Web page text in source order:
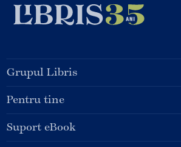
Grupul Libris
Pentru tine
Suport eBook